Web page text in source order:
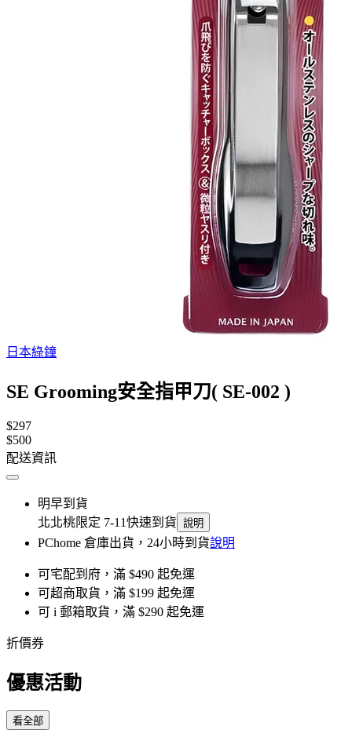
日本綠鐘
SE Grooming安全指甲刀( SE-002 )
$297
$500
配送資訊
明早到貨
北北桃限定 7-11快速到貨 說明
PChome 倉庫出貨，24小時到貨說明
可宅配到府，滿 $490 起免運
可超商取貨，滿 $199 起免運
可 i 郵箱取貨，滿 $290 起免運
折價券
優惠活動
看全部